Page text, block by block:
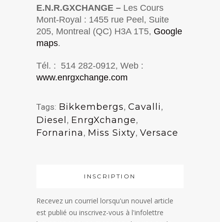
E.N.R.GXCHANGE – Les Cours
Mont-Royal : 1455 rue Peel, Suite
205, Montreal (QC) H3A 1T5, Google
maps.
Tél. : 514 282-0912, Web :
www.enrgxchange.com
Tags: Bikkembergs, Cavalli,
Diesel , EnrgXchange,
Fornarina, Miss Sixty, Versace
INSCRIPTION
Recevez un courriel lorsqu'un nouvel article
est publié ou inscrivez-vous à l'infolettre